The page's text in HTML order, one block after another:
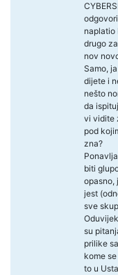
naplatio
drugo
nov
Samo,
dijete i
nešto
da
vi vidite
pod
zna?
biti
opasno,
jest
sve
su
prilike
kome
to u